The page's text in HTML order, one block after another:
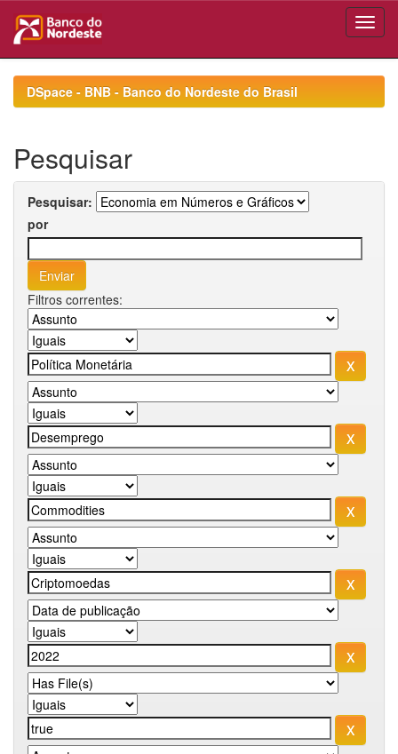
navigationDSpace - BNB - Banco do Nordeste do Brasil
Pesquisar
Pesquisar:
por
Filtros correntes: